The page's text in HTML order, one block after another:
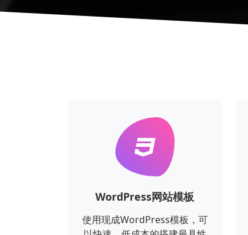
WordPress网站模板
使用现成WordPress模板，可